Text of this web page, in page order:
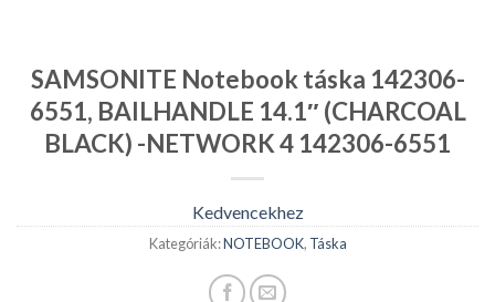
SAMSONITE Notebook táska 142306-
6551, BAILHANDLE 14.1″ (CHARCOAL
BLACK) -NETWORK 4 142306-6551
Kedvencekhez
Kategóriák:NOTEBOOK, Táska